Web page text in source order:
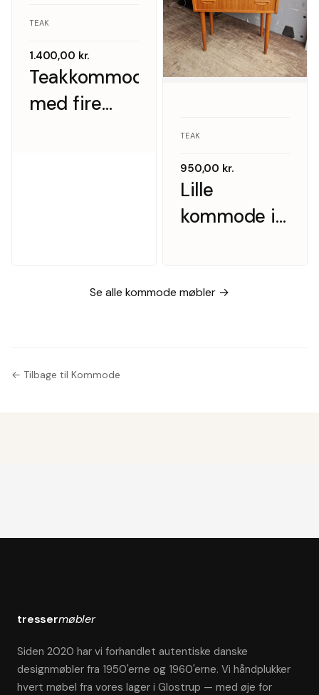
Teakkommode
med fire
TEAK
1.400,00 kr.
Lille
kommode i
TEAK
950,00 kr.
Se alle kommode møbler →
← Tilbage til Kommode
tressermøbler
Siden 2020 har vi forhandlet autentiske danske
designmøbler fra 1950'erne og 1960'erne. Vi håndplukker
hvert møbel fra vores lager i Glostrup — med øje for